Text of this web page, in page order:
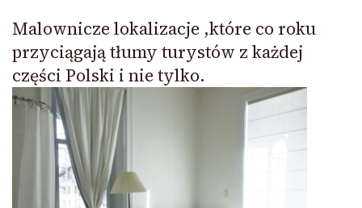
Malownicze lokalizacje ,które co roku
przyciągają tłumy turystów z każdej
części Polski i nie tylko.